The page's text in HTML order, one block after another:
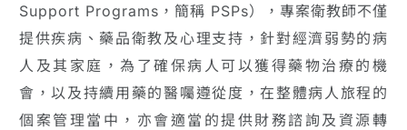
Support Programs，簡稱 PSPs），專案衛教師不僅
提供疾病、藥品衛教及心理支持，針對經濟弱勢的病
人及其家庭，為了確保病人可以獲得藥物治療的機
會，以及持續用藥的醫囑遵從度，在整體病人旅程的
個案管理當中，亦會適當的提供財務諮詢及資源轉